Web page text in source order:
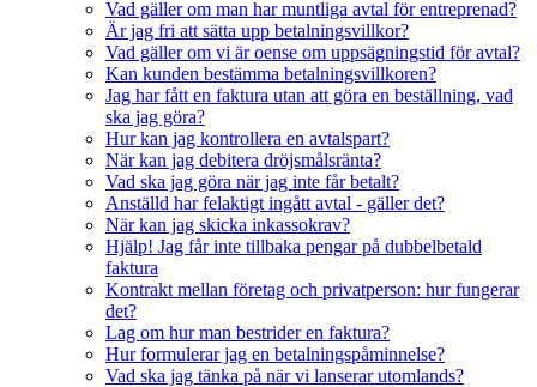
Vad gäller om man har muntliga avtal för entreprenad?
Är jag fri att sätta upp betalningsvillkor?
Vad gäller om vi är oense om uppsägningstid för avtal?
Kan kunden bestämma betalningsvillkoren?
Jag har fått en faktura utan att göra en beställning, vad
ska jag göra?
Hur kan jag kontrollera en avtalspart?
När kan jag debitera dröjsmålsränta?
Vad ska jag göra när jag inte får betalt?
Anställd har felaktigt ingått avtal - gäller det?
När kan jag skicka inkassokrav?
Hjälp! Jag får inte tillbaka pengar på dubbelbetald
faktura
Kontrakt mellan företag och privatperson: hur fungerar
det?
Lag om hur man bestrider en faktura?
Hur formulerar jag en betalningspåminnelse?
Vad ska jag tänka på när vi lanserar utomlands?